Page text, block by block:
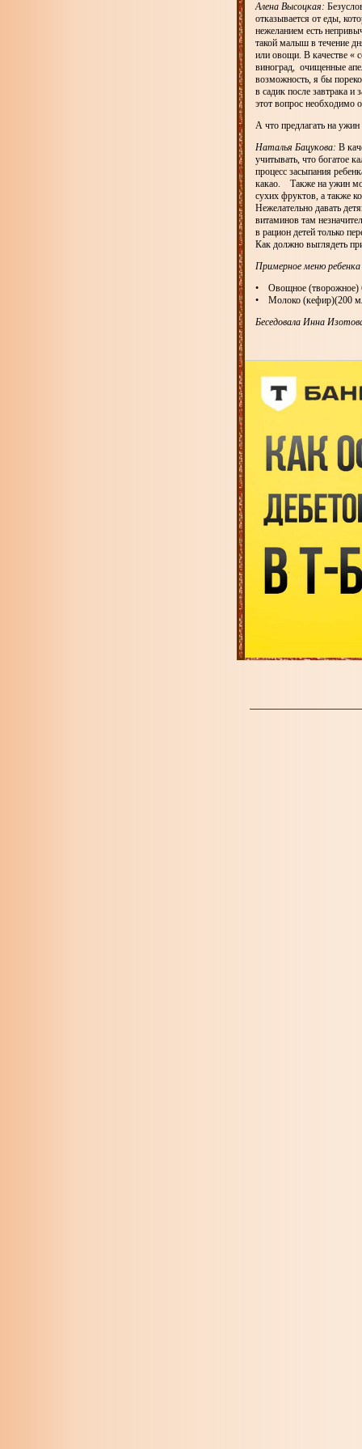
Алена Высоцкая:
отказывается от еды,
нежеланием есть
такой малыш в течение
или овощи. В качестве «
виноград, очищенные
возможность, я бы
в садик после завтрака
этот вопрос необходимо
А что предлагать на ужин
Наталья Бацукова: В
учитывать, что богатое
процесс засыпания
какао. Также на ужин
сухих фруктов, а также
Нежелательно давать
витаминов там
в рацион детей только
Как должно выглядеть
Примерное меню
• Овощное (творожное)
• Молоко (кефир)(200
Беседовала Инна